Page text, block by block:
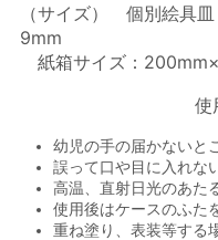
（サイズ） 個別絵具
9mm
紙箱サイズ：
使
幼児の手の届かないと
誤って口や目に入れな
高温、直射日光のあた
使用後はケースのふた
重ね塗り、表装等する